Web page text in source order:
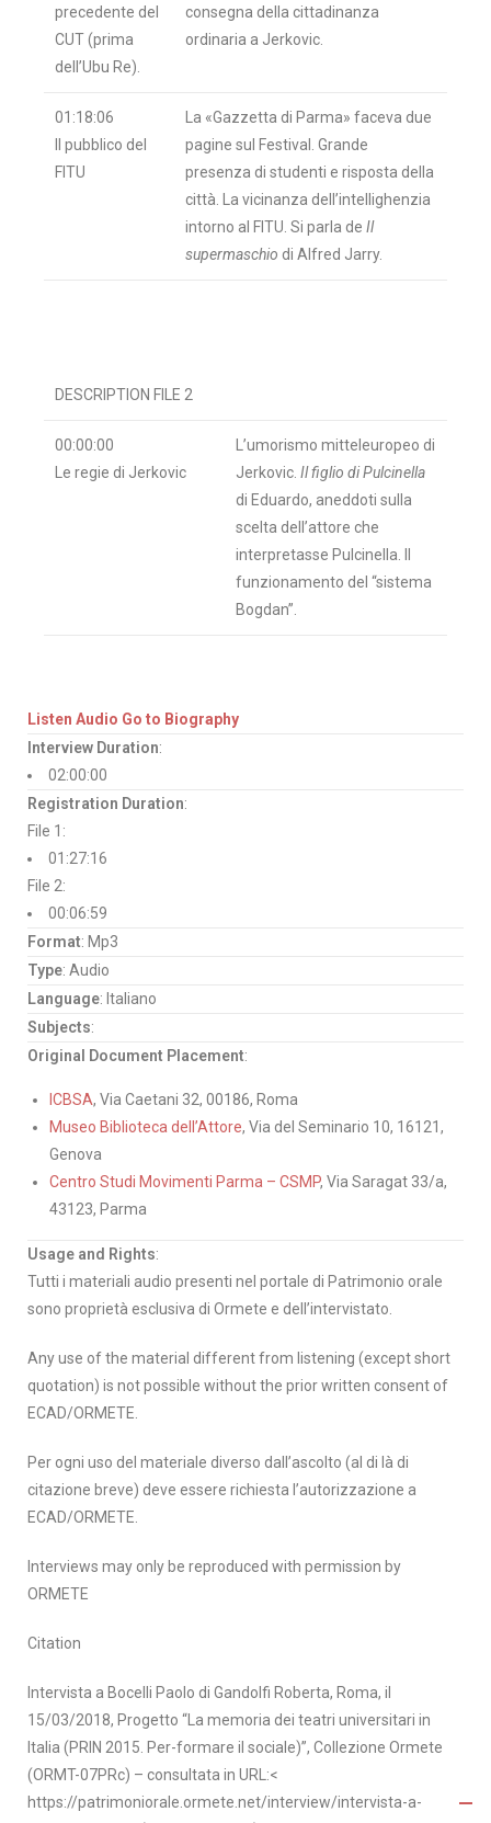
precedente del
CUT (prima
dell’Ubu Re).
consegna della cittadinanza
ordinaria a Jerkovic.
01:18:06
Il pubblico del
FITU
La «Gazzetta di Parma» faceva due
pagine sul Festival. Grande
presenza di studenti e risposta della
città. La vicinanza dell’intellighenzia
intorno al FITU. Si parla de Il
supermaschio di Alfred Jarry.
DESCRIPTION FILE 2
00:00:00
Le regie di Jerkovic
L’umorismo mitteleuropeo di
Jerkovic. Il figlio diPulcinella
di Eduardo, aneddoti sulla
scelta dell’attore che
interpretasse Pulcinella. Il
funzionamento del “sistema
Bogdan”.
Listen Audio Go to Biography
Interview Duration:
02:00:00
Registration Duration:
File 1:
01:27:16
File 2:
00:06:59
Format: Mp3
Type: Audio
Language: Italiano
Subjects:
Original Document Placement:
ICBSA, Via Caetani 32, 00186, Roma
Museo Biblioteca dell’Attore, Via del Seminario 10, 16121,
Genova
Centro Studi Movimenti Parma – CSMP, Via Saragat 33/a,
43123, Parma
Usage and Rights:
Tutti i materiali audio presenti nel portale di Patrimonio orale
sono proprietà esclusiva di Ormete e dell’intervistato.
Any use of the material different from listening (except short
quotation) is not possible without the prior written consent of
ECAD/ORMETE.
Per ogni uso del materiale diverso dall’ascolto (al di là di
citazione breve) deve essere richiesta l’autorizzazione a
ECAD/ORMETE.
Interviews may only be reproduced with permission by
ORMETE
Citation
Intervista a Bocelli Paolo di Gandolfi Roberta, Roma, il
15/03/2018, Progetto “La memoria dei teatri universitari in
Italia (PRIN 2015. Per-formare il sociale)”, Collezione Ormete
(ORMT-07PRc) – consultata in URL:<
https://patrimoniorale.ormete.net/interview/intervista-a-